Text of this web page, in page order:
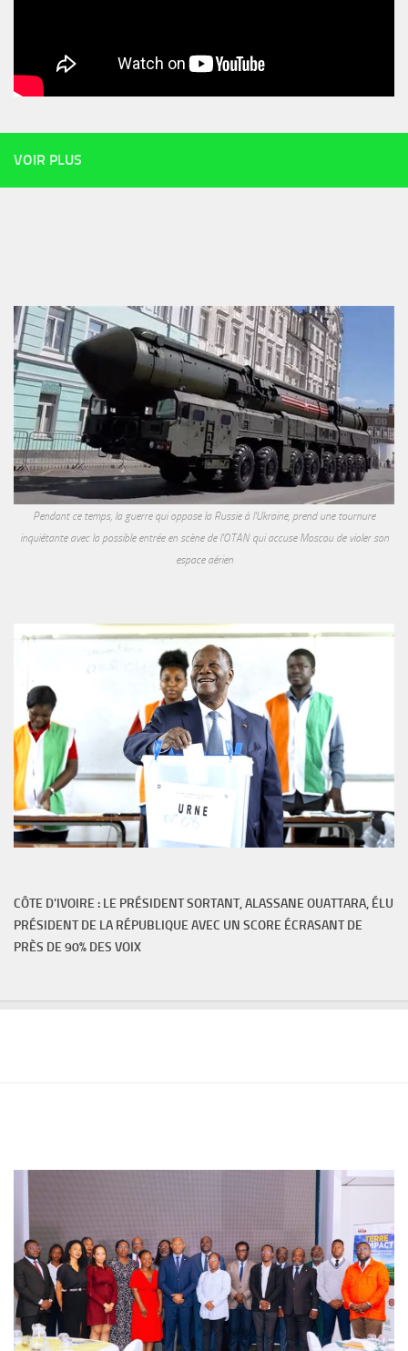
VOIR PLUS
Pendant ce temps, la guerre qui oppose la Russie à l'Ukraine, prend une tournure
inquiétante avec la possible entrée en scène de l'OTAN qui accuse Moscou de violer son
espace aérien
CÔTE D'IVOIRE : LE PRÉSIDENT SORTANT, ALASSANE OUATTARA, ÉLU
PRÉSIDENT DE LA RÉPUBLIQUE AVEC UN SCORE ÉCRASANT DE
PRÈS DE 90% DES VOIX